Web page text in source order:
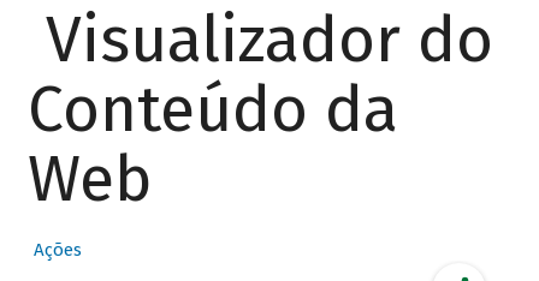
Visualizador do
Conteúdo da
Web
Ações